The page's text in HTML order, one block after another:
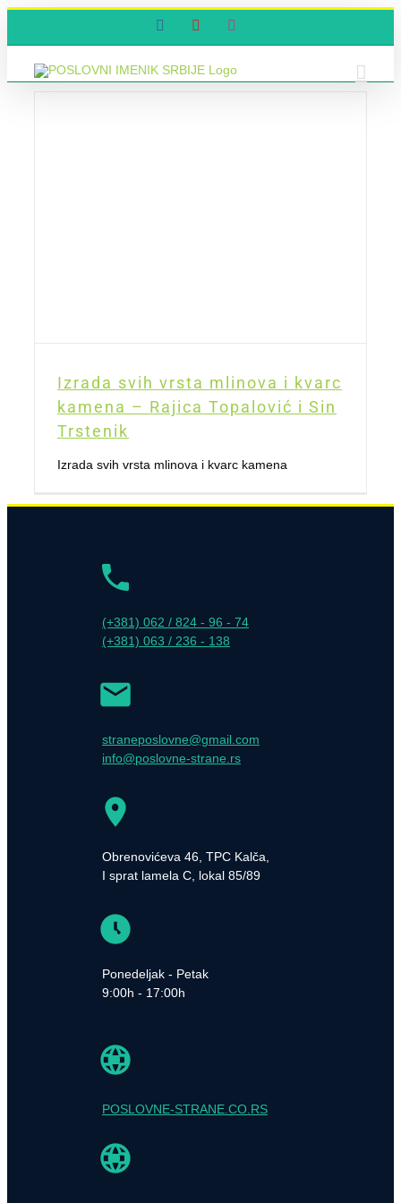
FacebookYouTube
Izrada svih vrsta mlinova i kvarc
kamena – Rajica Topalović i Sin
Trstenik
Izrada svih vrsta mlinova i kvarc kamena
(+381) 062 / 824 - 96 - 74
(+381) 063 / 236 - 138
straneposlovne@gmail.com
info@poslovne-strane.rs
Obrenovićeva 46, TPC Kalča,
I sprat lamela C, lokal 85/89
Ponedeljak - Petak
9:00h - 17:00h
POSLOVNE-STRANE.CO.RS